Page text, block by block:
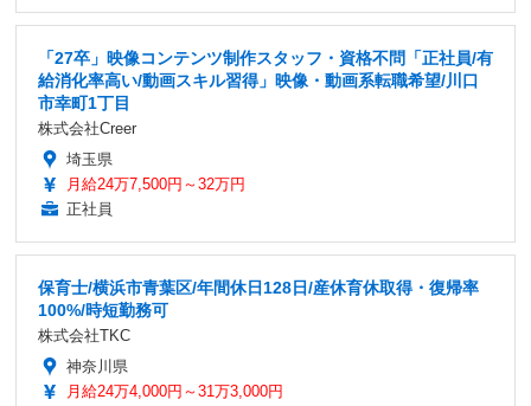
「27卒」映像コンテンツ制作スタッフ・資格不問「正社員/有
給消化率高い/動画スキル習得」映像・動画系転職希望/川口
市幸町1丁目
株式会社Creer
埼玉県
月給24万7,500円～32万円
正社員
保育士/横浜市青葉区/年間休日128日/産休育休取得・復帰率
100%/時短勤務可
株式会社TKC
神奈川県
月給24万4,000円～31万3,000円